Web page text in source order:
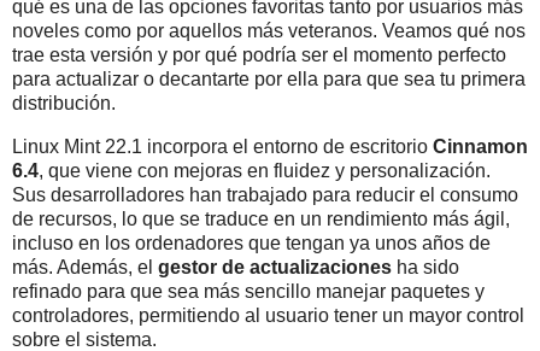
qué es una de las opciones favoritas tanto por usuarios más
noveles como por aquellos más veteranos. Veamos qué nos
trae esta versión y por qué podría ser el momento perfecto
para actualizar o decantarte por ella para que sea tu primera
distribución.
Linux Mint 22.1 incorpora el entorno de escritorio Cinnamon
6.4, que viene con mejoras en fluidez y personalización.
Sus desarrolladores han trabajado para reducir el consumo
de recursos, lo que se traduce en un rendimiento más ágil,
incluso en los ordenadores que tengan ya unos años de
más. Además, el gestor de actualizaciones ha sido
refinado para que sea más sencillo manejar paquetes y
controladores, permitiendo al usuario tener un mayor control
sobre el sistema.